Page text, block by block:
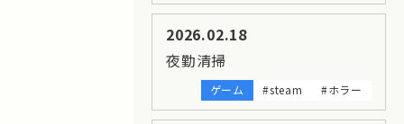
2026.02.18
夜勤清掃
ゲーム #steam #ホラー